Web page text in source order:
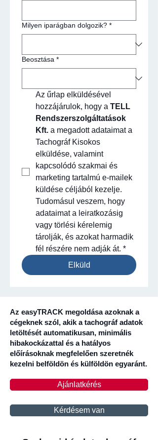
Milyen iparágban dolgozik? *
Beosztása *
Az űrlap elküldésével
hozzájárulok, hogy a TELL
Rendszerszolgáltatások
Kft. a megadott adataimat a
Tachográf Kisokos
elküldése, valamint
kapcsolódó szakmai és
marketing tartalmú e-mailek
küldése céljából kezelje.
Tudomásul veszem, hogy
adataimat a leiratkozásig
vagy törlési kérelemig
tárolják, és azokat harmadik
fél részére nem adják át. *
Elküld
Az easyTRACK megoldása azoknak a
cégeknek szól, akik a tachográf adatok
letöltését automatikusan, minimális
hibakockázattal és a hatályos
előírásoknak megfelelően szeretnék
kezelni belföldön és külföldön egyaránt.
Ajánlatkérés
Kérdésem van